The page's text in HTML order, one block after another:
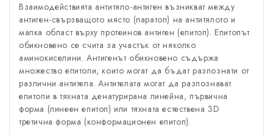
Взаимодействията антитяло-антиген възникват между
антиген-свързващото място (паратоп) на антитялото и
малка област върху протеинов антиген (епитоп). Епитопът
обикновено се счита за участък от няколко
аминокиселини. Антигенът обикновено съдържа
множество епитопи, които могат да бъдат разпознати от
различни антитела. Антителата могат да разпознават
епитопи в тяхната денатурирана линейна, първична
форма (линеен епитоп) или тяхната естествена 3D
третична форма (конформационен епитоп).